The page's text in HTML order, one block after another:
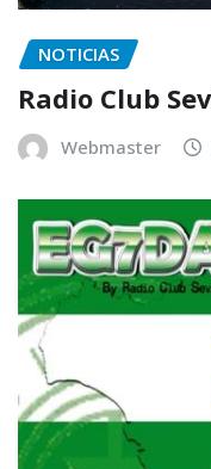
NOTICIAS
Radio Club
Webmaster